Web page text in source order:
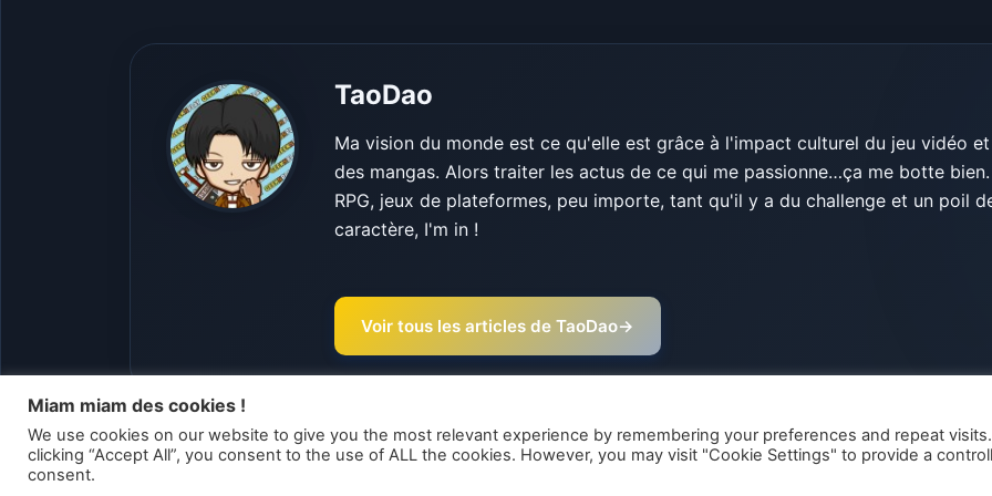
TaoDao
Ma vision du monde est ce qu'elle est grâce à l'impact culturel du jeu vidéo et
des mangas. Alors traiter les actus de ce qui me passionne…ça me botte bien.
RPG, jeux de plateformes, peu importe, tant qu'il y a du challenge et un poil
caractère, I'm in !
Voir tous les articles de TaoDao→
Articles liés
Miam miam des cookies !
We use cookies on our website to give you the most relevant experience by remembering your preferences and repeat
clicking “Accept All”, you consent to the use of ALL the cookies. However, you may visit "Cookie Settings" to provide a
consent.